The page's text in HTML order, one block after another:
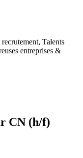
Talents
entreprises &
CN (h/f)